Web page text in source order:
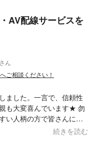
AV配線サービスを
ん
ご相談ください！
ました。一言で、信頼性
も大変喜んでいます★ 勿
い人柄の方で皆さんにオ
続きを読む